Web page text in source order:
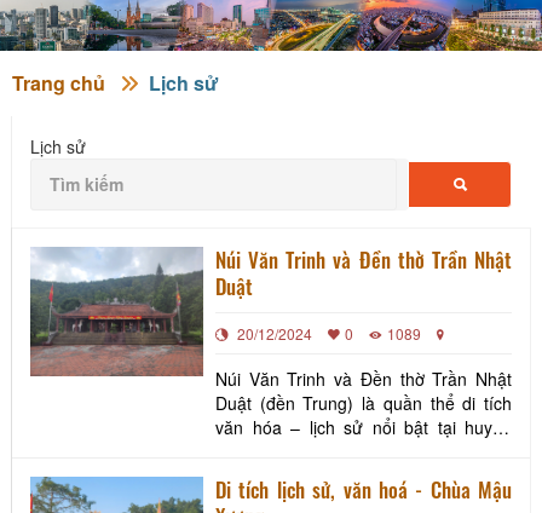
Trang chủ Lịch sử
Lịch sử
Núi Văn Trinh và Đền thờ Trần Nhật
Duật
20/12/2024 0 1089
Núi Văn Trinh và Đền thờ Trần Nhật
Duật (đền Trung) là quần thể di tích
văn hóa – lịch sử nổi bật tại huyện
không chỉ là một địa danh gắn liền với
cảnh quan thiên nhiên thơ mộng mà
Di tích lịch sử, văn hoá - Chùa Mậu